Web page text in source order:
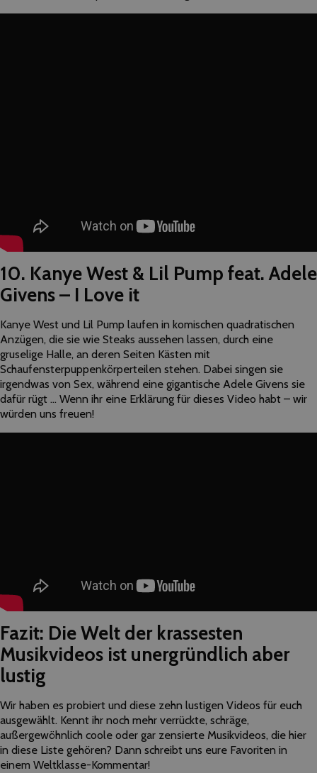
10. Kanye West & Lil Pump feat. Adele
Givens – I Love it
Kanye West und Lil Pump laufen in komischen quadratischen
Anzügen, die sie wie Steaks aussehen lassen, durch eine
gruselige Halle, an deren Seiten Kästen mit
Schaufensterpuppenkörperteilen stehen. Dabei singen sie
irgendwas von Sex, während eine gigantische Adele Givens sie
dafür rügt … Wenn ihr eine Erklärung für dieses Video habt – wir
würden uns freuen!
Fazit: Die Welt der krassesten
Musikvideos ist unergründlich aber
lustig
Wir haben es probiert und diese zehn lustigen Videos für euch
ausgewählt. Kennt ihr noch mehr verrückte, schräge,
außergewöhnlich coole oder gar zensierte Musikvideos, die hier
in diese Liste gehören? Dann schreibt uns eure Favoriten in
einem Weltklasse-Kommentar!